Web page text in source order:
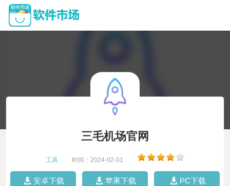
三毛机场官网
工具 时间：2024-02-01
安卓下载 苹果下载 PC下载